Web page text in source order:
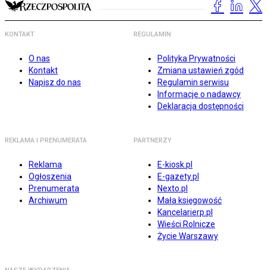
KONTAKT
O nas
Kontakt
Napisz do nas
REGULAMIN
Polityka Prywatności
Zmiana ustawień zgód
Regulamin serwisu
Informacje o nadawcy
Deklaracja dostępności
REKLAMA I PRENUMERATA
Reklama
Ogłoszenia
Prenumerata
Archiwum
PARTNERZY
E-kiosk.pl
E-gazety.pl
Nexto.pl
Mała księgowość
Kancelarierp.pl
Wieści Rolnicze
Życie Warszawy